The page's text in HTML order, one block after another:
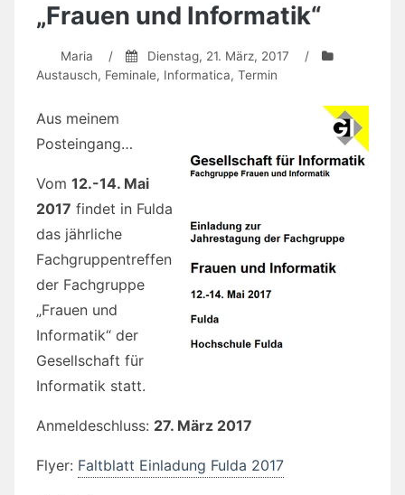
„Frauen und Informatik“
Maria / Dienstag, 21. März, 2017
/
Austausch, Feminale, Informatica, Termin
Aus meinem
Posteingang…
Vom 12.-14. Mai
2017 findet in Fulda
das jährliche
Fachgruppentreffen
der Fachgruppe
„Frauen und
Informatik“ der
Gesellschaft für
Informatik statt.
Anmeldeschluss: 27. März 2017
Flyer: Faltblatt Einladung Fulda 2017